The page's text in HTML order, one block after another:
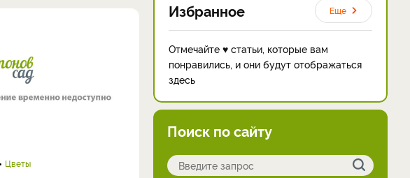
Цветы
Избранное Еще
Отмечайте ♥ статьи, которые вам
понравились, и они будут отображаться
здесь
Поиск по сайту